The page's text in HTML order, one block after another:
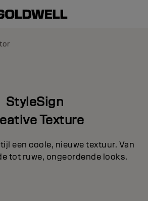
StyleSign
Texture
een coole, nieuwe textuur. Van
tot ruwe, ongeordende looks.